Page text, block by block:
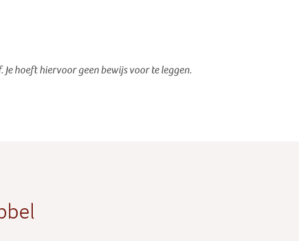
. Je hoeft hiervoor geen bewijs voor te leggen.